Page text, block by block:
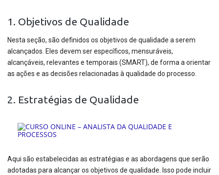
1. Objetivos de Qualidade
Nesta seção, são definidos os objetivos de qualidade a serem
alcançados. Eles devem ser específicos, mensuráveis,
alcançáveis, relevantes e temporais (SMART), de forma a orientar
as ações e as decisões relacionadas à qualidade do processo.
2. Estratégias de Qualidade
Aqui são estabelecidas as estratégias e as abordagens que serão
adotadas para alcançar os objetivos de qualidade. Isso pode incluir